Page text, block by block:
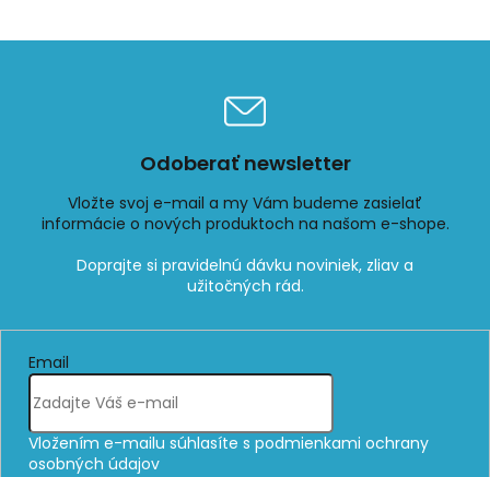
Odoberať newsletter
Vložte svoj e-mail a my Vám budeme zasielať
informácie o nových produktoch na našom e-shope.
Email
Vložením e-mailu súhlasíte s podmienkami ochrany
osobných údajov